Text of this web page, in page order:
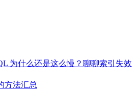
为什么还是这么慢？聊聊索引失效
方法汇总